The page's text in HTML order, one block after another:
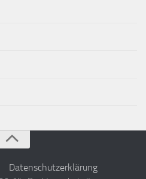
Datenschutzerklärung